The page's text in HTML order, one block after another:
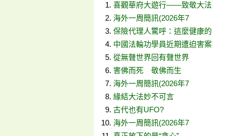
喜觀華府大遊行——致敬大法
海外一周簡訊(2026年7
保險代理人驚呼：這麼健康的
中國法輪功學員近期遭迫害案
從無聲世界回有聲世界
害佛而死 敬佛而生
海外一周簡訊(2026年7
緣結大法妙不可言
古代也有UFO?
海外一周簡訊(2026年7